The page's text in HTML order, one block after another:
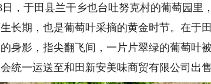
于田县兰干乡也台吐努克村的葡萄园里，
期，也是葡萄叶采摘的黄金时节。在于田
身影，指尖翻飞间，一片片翠绿的葡萄叶
统一运送至和田新安美味商贸有限公司出售